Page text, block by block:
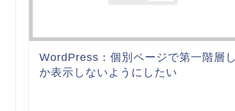
WordPress：個別ページで第一階層し
か表示しないようにしたい